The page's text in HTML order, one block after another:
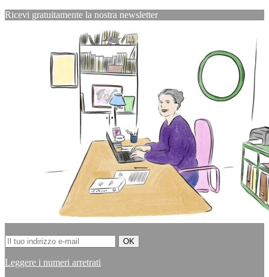
Ricevi gratuitamente la nostra newsletter
Leggere i numeri arretrati